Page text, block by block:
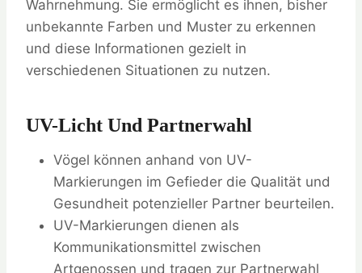
Wahrnehmung. Sie ermöglicht es ihnen, bisher
unbekannte Farben und Muster zu erkennen
und diese Informationen gezielt in
verschiedenen Situationen zu nutzen.
UV-Licht Und Partnerwahl
Vögel können anhand von UV-
Markierungen im Gefieder die Qualität und
Gesundheit potenzieller Partner beurteilen.
UV-Markierungen dienen als
Kommunikationsmittel zwischen
Artgenossen und tragen zur Partnerwahl